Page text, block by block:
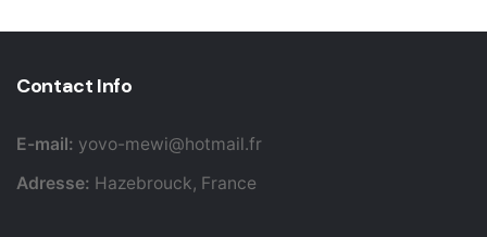
Contact Info
E-mail: yovo-mewi@hotmail.fr
Adresse: Hazebrouck, France